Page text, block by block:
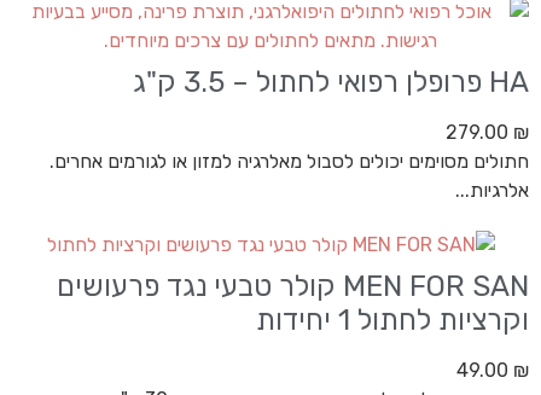
HA פרופלן רפואי לחתול – 3.5 ק"ג
279.00 ₪
חתולים מסוימים יכולים לסבול מאלרגיה למזון או לגורמים אחרים.
אלרגיות...
MEN FOR SAN קולר טבעי נגד פרעושים
וקרציות לחתול 1 יחידות
49.00 ₪